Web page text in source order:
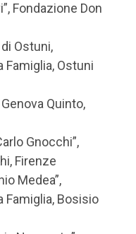
Fondazione Don
Ostuni,
Ostuni
Quinto,
Gnocchi”,
Firenze
Medea”,
Famiglia, Bosisio